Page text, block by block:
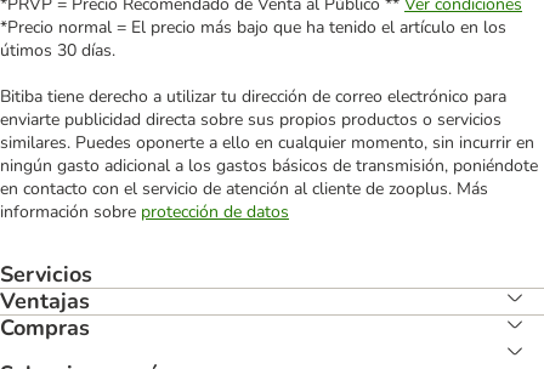
*Precio normal = El precio más bajo que ha tenido el artículo en los
útimos 30 días.
Bitiba tiene derecho a utilizar tu dirección de correo electrónico para
enviarte publicidad directa sobre sus propios productos o servicios
similares. Puedes oponerte a ello en cualquier momento, sin incurrir en
ningún gasto adicional a los gastos básicos de transmisión, poniéndote
en contacto con el servicio de atención al cliente de zooplus. Más
información sobre protección de datos
Servicios
Ventajas
Compras